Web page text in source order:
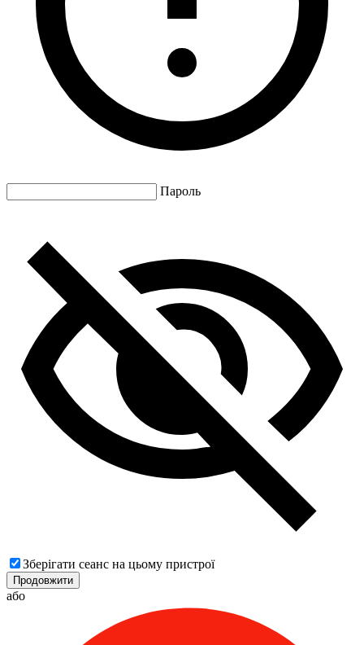
Пароль
Зберігати сеанс на цьому пристрої
Продовжити
або